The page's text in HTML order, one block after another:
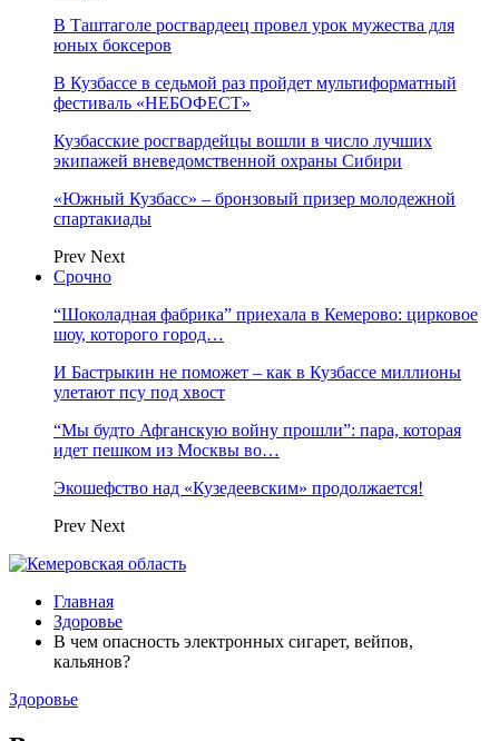
В Таштаголе росгвардеец провел урок мужества для
юных боксеров
В Кузбассе в седьмой раз пройдет мультиформатный
фестиваль «НЕБОФЕСТ»
Кузбасские росгвардейцы вошли в число лучших
экипажей вневедомственной охраны Сибири
«Южный Кузбасс» – бронзовый призер молодежной
спартакиады
Prev Next
Срочно
“Шоколадная фабрика” приехала в Кемерово: цирковое
шоу, которого город…
И Бастрыкин не поможет – как в Кузбассе миллионы
улетают псу под хвост
“Мы будто Афганскую войну прошли”: пара, которая
идет пешком из Москвы во…
Экошефство над «Кузедеевским» продолжается!
Prev Next
Главная
Здоровье
В чем опасность электронных сигарет, вейпов,
кальянов?
Здоровье